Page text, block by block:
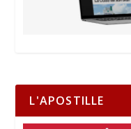
L'APOSTILLE